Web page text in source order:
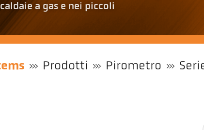
a gas e nei piccoli
Prodotti Pirometro